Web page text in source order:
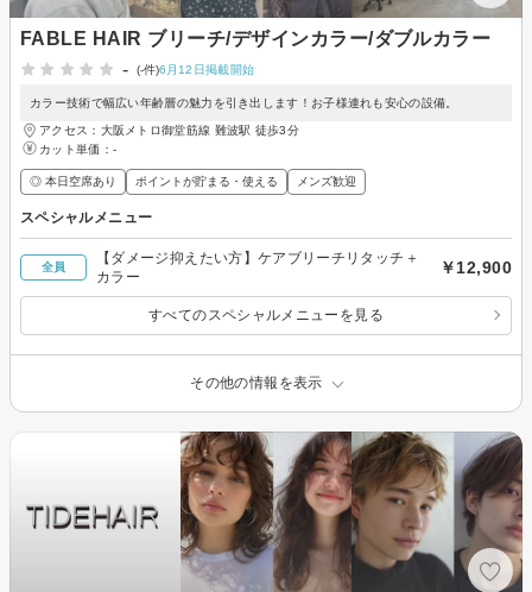
FABLE HAIR ブリーチ/デザインカラー/ダブルカラー
-
(-件)6月12日掲載開始
カラー技術で幅広い年齢層の魅力を引き出します！お子様連れも安心の設備。
アクセス：大阪メトロ御堂筋線 難波駅 徒歩3分
カット単価： -
◎ 本日空席あり ポイントが貯まる・使える メンズ歓迎
スペシャルメニュー
全員
【ダメージ抑えたい方】ケアブリーチリタッチ＋
カラー
￥12,900
すべてのスペシャルメニューを見る
その他の情報を表示